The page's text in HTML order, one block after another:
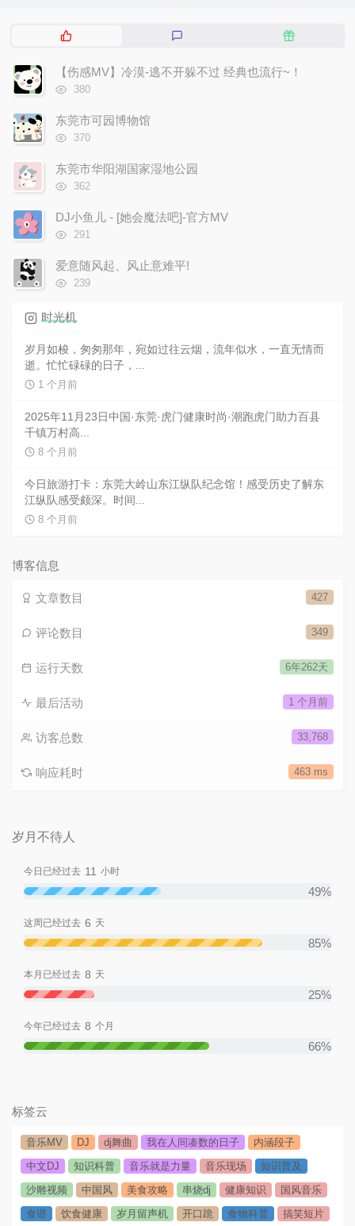
热
文
章
评
随
文
【伤感MV】冷漠-逃不开躲不过 经典也流行~！
浏
次
数:
380
东莞市可园博物馆
浏
次
数:
370
东莞市华阳湖国家湿地公园
浏
次
数:
362
DJ小鱼儿 - [她会魔法吧]-官方MV
浏
次
数:
291
爱意随风起、风止意难平!
浏
数:
239
时光机
岁月如梭，匆匆那年，宛如过往云烟，流年似水，一直无情而
逝。忙忙碌碌的日子，...
1 个月前
2025年11月23日中国·东莞·虎门健康时尚·潮跑虎门助力百县
千镇万村高...
8 个月前
今日旅游打卡：东莞大岭山东江纵队纪念馆！感受历史了解东
江纵队感受颇深。时间...
8 个月前
博客信息
427
文章数目
349
评论数目
6年262天
运行天数
1 个月前
最后活动
33,768
访客总数
463 ms
响应耗时
岁月不待人
今日已经过去 11 小时
49%
这周已经过去 6 天
85%
本月已经过去 8 天
25%
今年已经过去 8 个月
66%
标签云
音乐MV DJ dj舞曲 我在人间凑数的日子
内涵段子
中文DJ
知识科普 音乐就是力量 音乐现场
知识普及
沙雕视频
中国风 美食攻略 串烧dj 健康知识
国风音乐
食谱
饮食健康 岁月留声机 开口跪 食物科普 搞笑短片